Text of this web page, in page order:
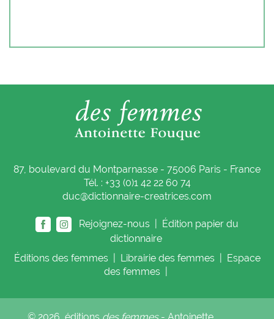
87, boulevard du Montparnasse - 75006 Paris - France
Tél. : +33 (0)1 42 22 60 74
duc@dictionnaire-creatrices.com
Rejoignez-nous |
Édition papier du
dictionnaire
Éditions des femmes Librairie des femmes
Espace
des femmes